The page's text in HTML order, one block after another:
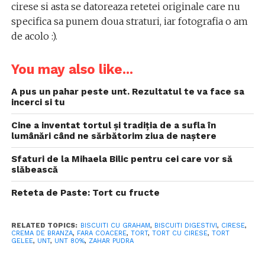
cirese si asta se datoreaza retetei originale care nu
specifica sa punem doua straturi, iar fotografia o am
de acolo :).
You may also like...
A pus un pahar peste unt. Rezultatul te va face sa
incerci si tu
Cine a inventat tortul și tradiția de a sufla în
lumânări când ne sărbătorim ziua de naștere
Sfaturi de la Mihaela Bilic pentru cei care vor să
slăbească
Reteta de Paste: Tort cu fructe
RELATED TOPICS: BISCUITI CU GRAHAM, BISCUITI DIGESTIVI, CIRESE,
CREMA DE BRANZA, FARA COACERE, TORT, TORT CU CIRESE, TORT
GELEE, UNT, UNT 80%, ZAHAR PUDRA